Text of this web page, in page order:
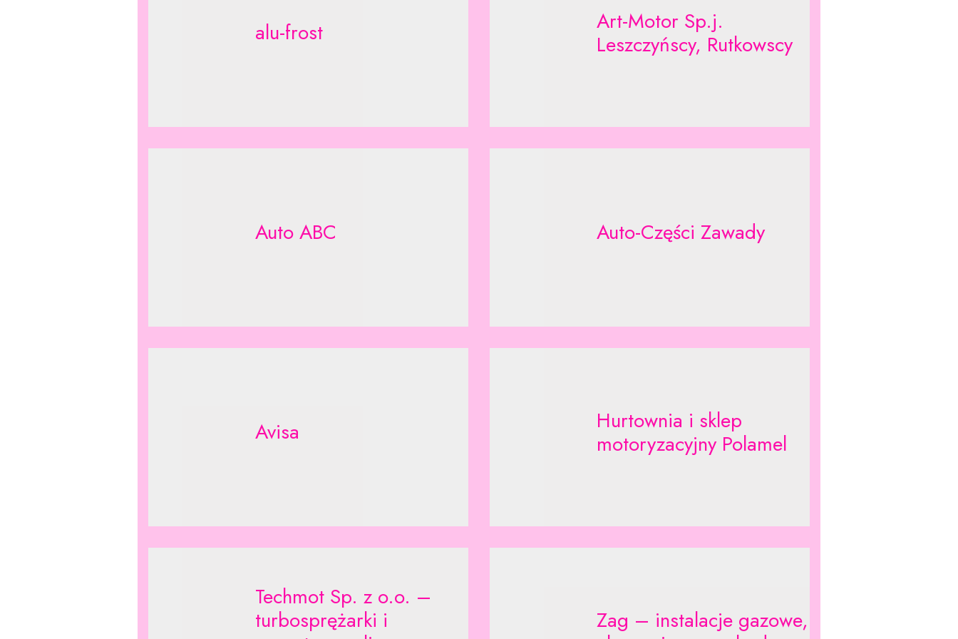
alu-frost
Art-Motor Sp.j.
Leszczyńscy, Rutkowscy
Auto ABC Auto-Części Zawady
Avisa
Hurtownia i sklep
motoryzacyjny Polamel
Techmot Sp. z o.o. –
turbosprężarki i
Zag – instalacje gazowe,